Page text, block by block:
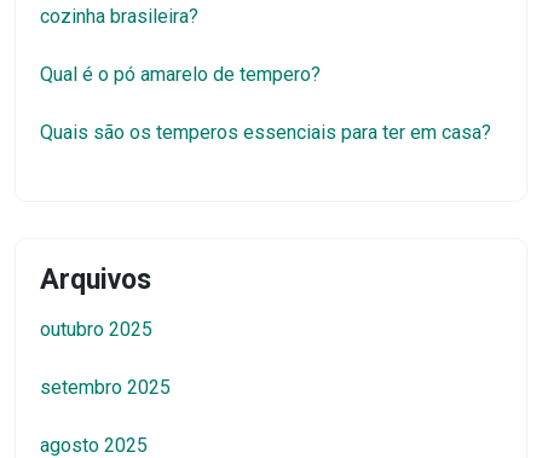
cozinha brasileira?
Qual é o pó amarelo de tempero?
Quais são os temperos essenciais para ter em casa?
Arquivos
outubro 2025
setembro 2025
agosto 2025